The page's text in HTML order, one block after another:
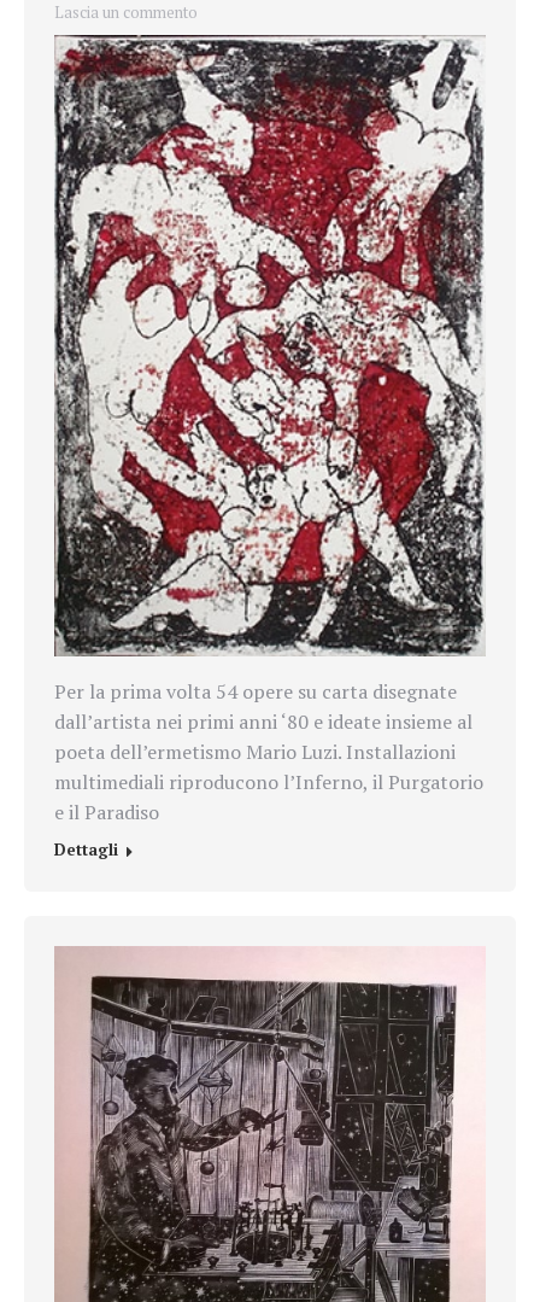
Lascia un commento
Per la prima volta 54 opere su carta disegnate
dall’artista nei primi anni ‘80 e ideate insieme al
poeta dell’ermetismo Mario Luzi. Installazioni
multimediali riproducono l’Inferno, il Purgatorio
e il Paradiso
Dettagli